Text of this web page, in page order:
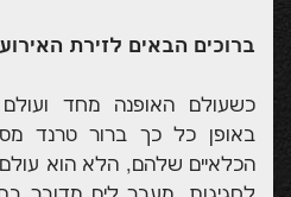
ברוכים הבאים לזירת
כשעולם האופנה מחד
באופן כל כך ברור טרנד
הכלאיים שלהם, הלא הוא עולם